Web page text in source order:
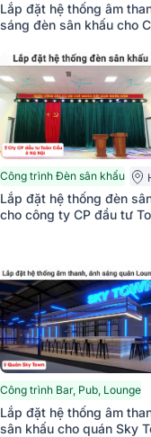
Lắp đặt hệ thống âm
sáng đèn sân khấu cho
Công trình Đèn sân khấu
Lắp đặt hệ thống đèn
cho công ty CP đầu tư
Công trình Bar, Pub, Lounge
Lắp đặt hệ thống âm
sân khấu cho quán Sky